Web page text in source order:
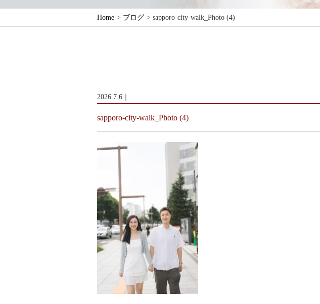
Home > ブログ > sapporo-city-walk_Photo (4)
2026.7.6｜
sapporo-city-walk_Photo (4)